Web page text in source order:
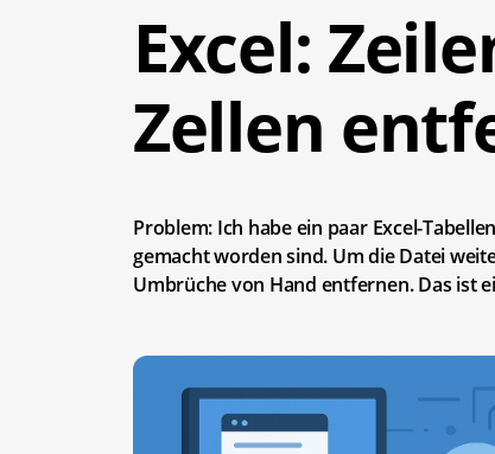
Excel:
Zellen
Problem: Ich habe ein paar Excel-
gemacht worden sind. Um die Datei
Umbrüche von Hand entfernen. Das ist